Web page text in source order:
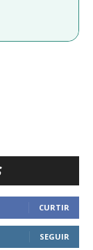
CURTIR
SEGUIR